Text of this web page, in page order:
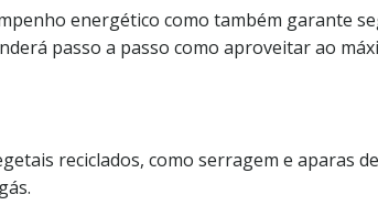
energético como também garante
passo a passo como aproveitar ao
reciclados, como serragem e aparas